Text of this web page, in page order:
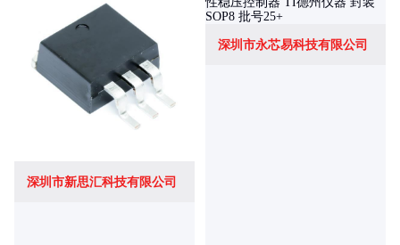
深圳市新思汇科技有限公司
深圳市永芯易科技有限公司